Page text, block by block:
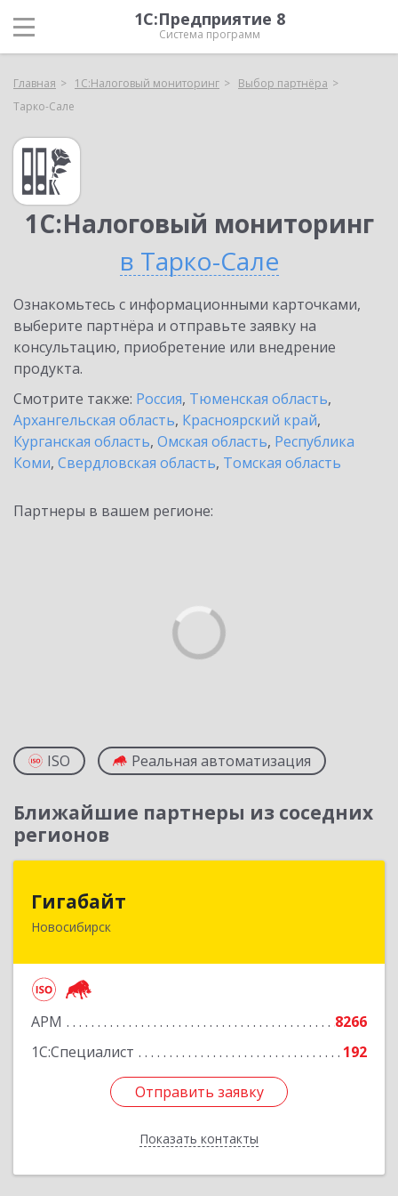
1С:Предприятие 8
Система программ
Главная 1С:Налоговый мониторинг
Выбор партнёра
Тарко-Сале
1С:Налоговый мониторинг
в Тарко-Сале
Ознакомьтесь с информационными карточками,
выберите партнёра и отправьте заявку на
консультацию, приобретение или внедрение
продукта.
Смотрите также: Россия, Тюменская область,
Архангельская область, Красноярский край,
Курганская область, Омская область, Республика
Коми, Свердловская область, Томская область
Партнеры в вашем регионе:
ISO Реальная автоматизация
Ближайшие партнеры из соседних
регионов
Гигабайт
Новосибирск
АРМ
8266
1С:Специалист
192
Отправить заявку
Показать контакты
630099, Новосибирская обл, Новосибирск г,
Отправить заявку
Назад